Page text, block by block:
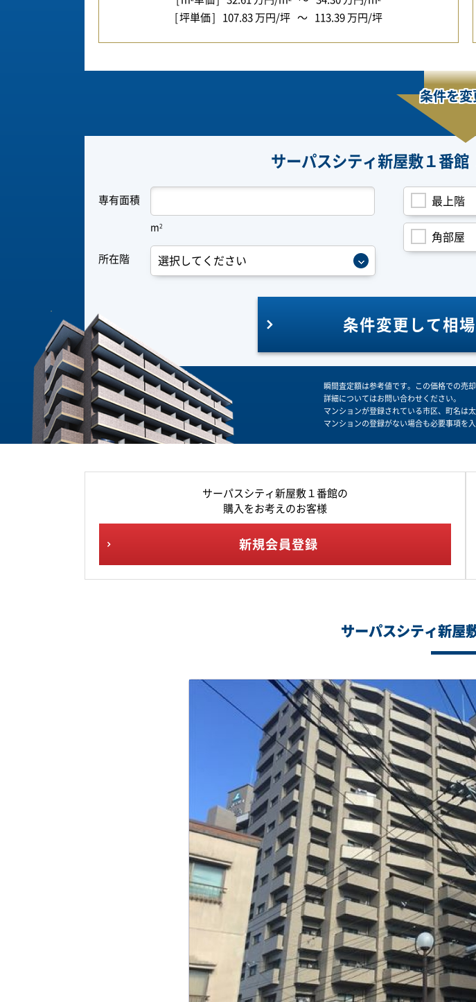
坪単価 107.83 万円/坪 113.39 万円/坪
条件を変
サーパスシティ新屋敷１番館
専有面積
m2
所在階
最上階
角部屋
条件変更して相
瞬間査定額は参考値です。この価格での売
詳細についてはお問い合わせください。
マンションが登録されている市区、町名は太
マンションの登録がない場合も必要事項を
サーパスシティ新屋敷１番館の
購入をお考えのお客様
新規会員登録
サーパスシティ新屋